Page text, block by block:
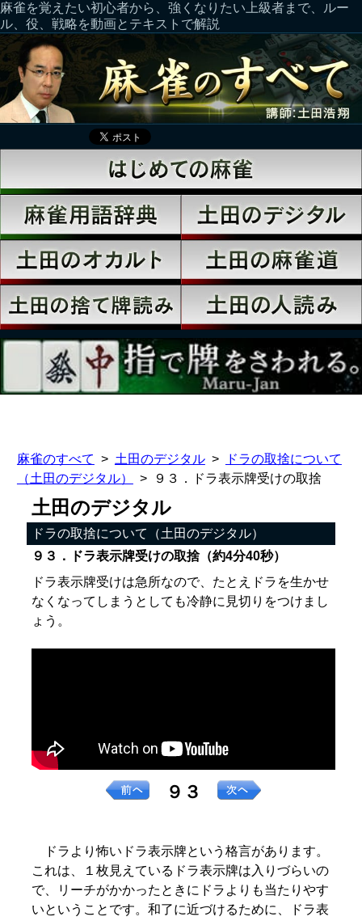
麻雀を覚えたい初心者から、強くなりたい上級者まで、ルー
ル、役、戦略を動画とテキストで解説
麻雀のすべて 土田のデジタル
ドラの取捨について
（土田のデジタル）
９３．ドラ表示牌受けの取捨
土田のデジタル
ドラの取捨について（土田のデジタル）
９３．ドラ表示牌受けの取捨（約4分40秒）
ドラ表示牌受けは急所なので、たとえドラを生かせ
なくなってしまうとしても冷静に見切りをつけまし
ょう。
９３
ドラより怖いドラ表示牌という格言があります。
これは、１枚見えているドラ表示牌は入りづらいの
で、リーチがかかったときにドラよりも当たりやす
いということです。和了に近づけるために、ドラ表